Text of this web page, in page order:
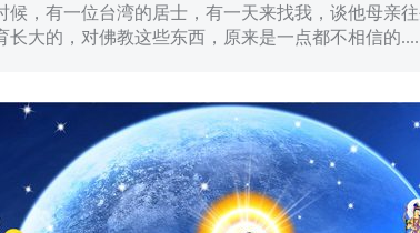
候，有一位台湾的居士，有一天来找我，谈他母亲
长大的，对佛教这些东西，原来是一点都不相信的